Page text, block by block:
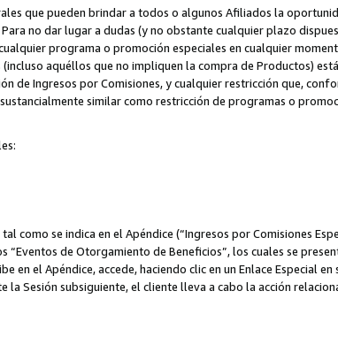
que pueden brindar a todos o algunos Afiliados la
no dar lugar a dudas (y no obstante cualquier plazo
programa o promoción especiales en cualquier
aquéllos que no impliquen la compra de Productos)
de Ingresos por Comisiones, y cualquier restricción que,
similar como restricción de programas o
como se indica en el Apéndice (“Ingresos por Comisiones
de Otorgamiento de Beneficios”, los cuales se
el Apéndice, accede, haciendo clic en un Enlace Especial en
Sesión subsiguiente, el cliente lleva a cabo la acción